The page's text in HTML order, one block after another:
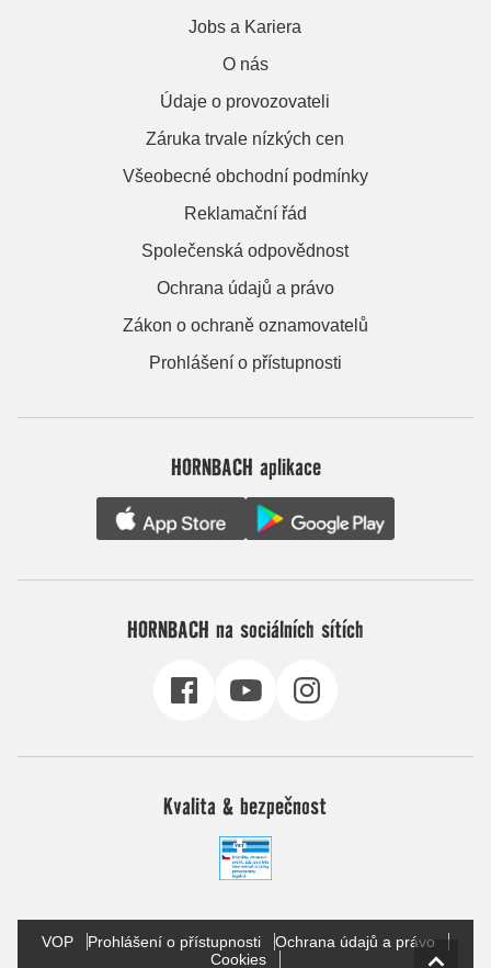
Jobs a Kariera
O nás
Údaje o provozovateli
Záruka trvale nízkých cen
Všeobecné obchodní podmínky
Reklamační řád
Společenská odpovědnost
Ochrana údajů a právo
Zákon o ochraně oznamovatelů
Prohlášení o přístupnosti
HORNBACH aplikace
HORNBACH na sociálních sítích
Kvalita & bezpečnost
VOP Prohlášení o přístupnosti
Ochrana údajů a právo
Cookies